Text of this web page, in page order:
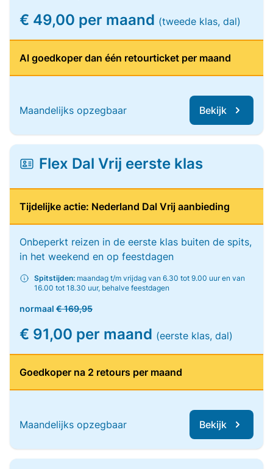
€ 49,00 per maand (tweede klas, dal)
Al goedkoper dan één retourticket per maand
Maandelijks opzegbaar Bekijk
Flex Dal Vrij eerste klas
Tijdelijke actie: Nederland Dal Vrij aanbieding
Onbeperkt reizen in de eerste klas buiten de spits,
in het weekend en op feestdagen
Spitstijden: maandag t/m vrijdag van 6.30 tot 9.00 uur en van
16.00 tot 18.30 uur, behalve feestdagen
normaal € 169,95
€ 91,00 per maand (eerste klas, dal)
Goedkoper na 2 retours per maand
Maandelijks opzegbaar Bekijk